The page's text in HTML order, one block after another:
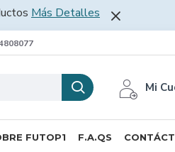
Más Detalles
Mi
FUTOP1 F.A.QS